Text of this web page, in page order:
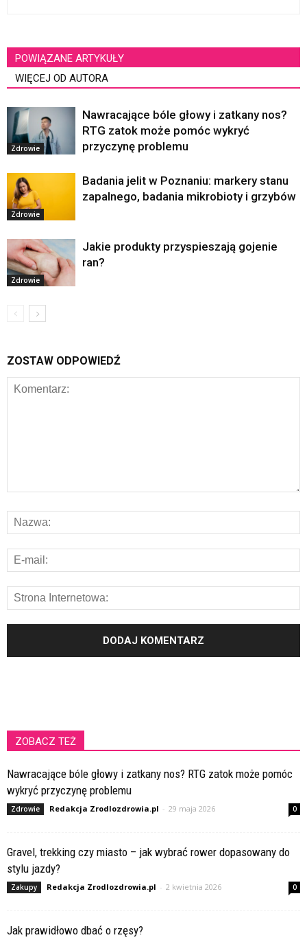
POWIĄZANE ARTYKUŁY
WIĘCEJ OD AUTORA
Zdrowie
Nawracające bóle głowy i zatkany nos?
RTG zatok może pomóc wykryć
przyczynę problemu
Zdrowie
Badania jelit w Poznaniu: markery stanu
zapalnego, badania mikrobioty i grzybów
Zdrowie
Jakie produkty przyspieszają gojenie
ran?
ZOSTAW ODPOWIEDŹ
ZOBACZ TEŻ
Nawracające bóle głowy i zatkany nos? RTG zatok może pomóc
wykryć przyczynę problemu
Zdrowie Redakcja Zrodlozdrowia.pl - 29 maja 2026 0
Gravel, trekking czy miasto – jak wybrać rower dopasowany do
stylu jazdy?
Zakupy Redakcja Zrodlozdrowia.pl - 2 kwietnia 2026 0
Jak prawidłowo dbać o rzęsy?